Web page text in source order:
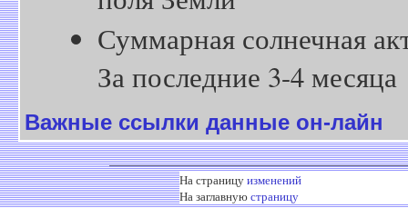
Суммарная солнечная
За последние 3-4 месяца
Важные ссылки данные он-лайн
На страницуизменений
На заглавнуюстраницу